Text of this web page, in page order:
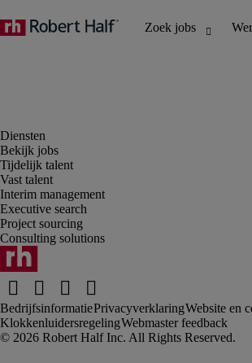
Bekijk jobs
Tijdelijk talent
Vast talent
Interim management
Executive search
Project sourcing
Consulting solutions
BedrijfsinformatiePrivacyverklaringWebsite en
KlokkenluidersregelingWebmaster feedback